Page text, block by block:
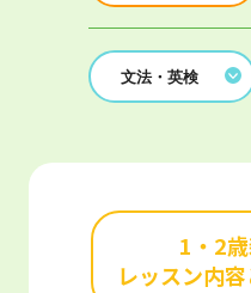
文法・英検
1・2
レッスン内容